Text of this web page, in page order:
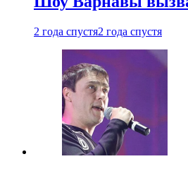
2 года спустя2 года спустя